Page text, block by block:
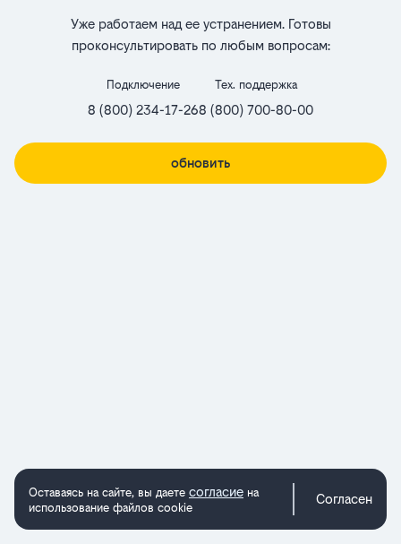
Уже работаем над ее устранением. Готовы
проконсультировать по любым вопросам:
Подключение
8 (800) 234-17-26
Тех. поддержка
8 (800) 700-80-00
обновить
Оставаясь на сайте, вы даете согласие на
использование файлов cookie
Согласен